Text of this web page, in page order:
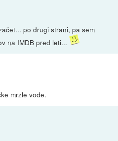
po drugi strani, pa sem
na IMDB pred leti...
mrzle vode.